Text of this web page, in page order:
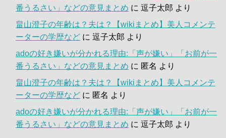
番うるさい」などの意見まとめ に 逗子太郎 より
畠山澄子の年齢は？夫は？【wikiまとめ】美人コメンテ
ーターの学歴など に 逗子太郎 より
adoの好き嫌いが分かれる理由:「声が嫌い」「お前が一
番うるさい」などの意見まとめ に 匿名 より
畠山澄子の年齢は？夫は？【wikiまとめ】美人コメンテ
ーターの学歴など に 匿名 より
adoの好き嫌いが分かれる理由:「声が嫌い」「お前が一
番うるさい」などの意見まとめ に 逗子太郎 より